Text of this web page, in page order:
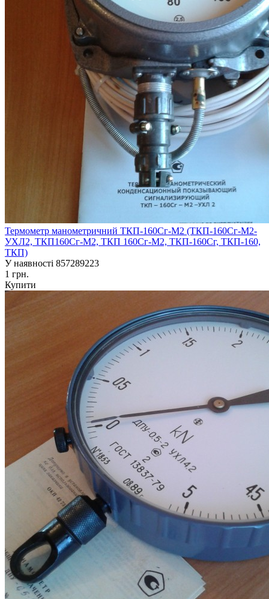
Термометр манометричний ТКП-160Сг-М2 (ТКП-160Сг-М2-
УХЛ2, ТКП160Сг-М2, ТКП 160Сг-М2, ТКП-160Сг, ТКП-160,
ТКП)
У наявності 857289223
1 грн.
Купити